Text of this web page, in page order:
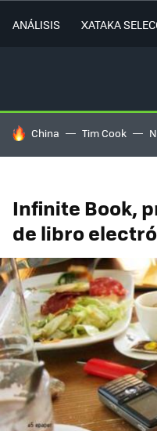
ANÁLISIS XATAKA
HOY SE HABLA DE
China Tim Cook
Infinite Book,
de libro